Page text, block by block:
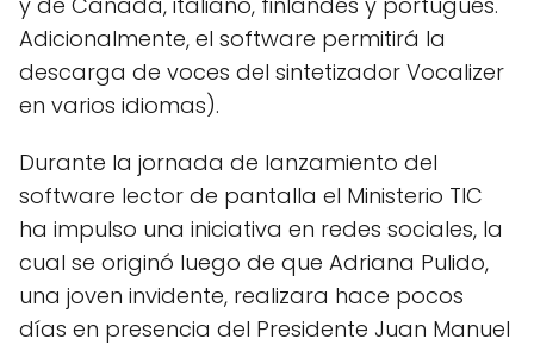
Adicionalmente, el software permitirá la
descarga de voces del sintetizador Vocalizer
en varios idiomas).
Durante la jornada de lanzamiento del
software lector de pantalla el Ministerio TIC
ha impulso una iniciativa en redes sociales, la
cual se originó luego de que Adriana Pulido,
una joven invidente, realizara hace pocos
días en presencia del Presidente Juan Manuel